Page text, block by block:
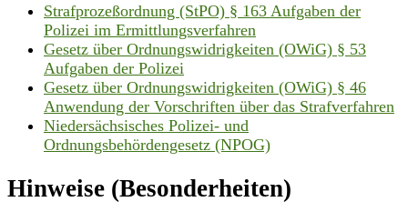
Strafprozeßordnung (StPO) § 163 Aufgaben der
Polizei im Ermittlungsverfahren
Gesetz über Ordnungswidrigkeiten (OWiG) § 53
Aufgaben der Polizei
Gesetz über Ordnungswidrigkeiten (OWiG) § 46
Anwendung der Vorschriften über das Strafverfahren
Niedersächsisches Polizei- und
Ordnungsbehördengesetz (NPOG)
Hinweise (Besonderheiten)